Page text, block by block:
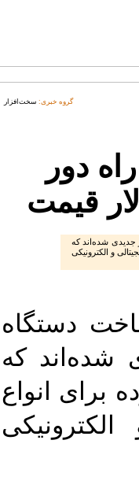
گروه خبری: سخت‌افزار
دور
جدیدی شده‌اند که
و الکترونیکی
دستگاه
شده‌اند که
برای انواع